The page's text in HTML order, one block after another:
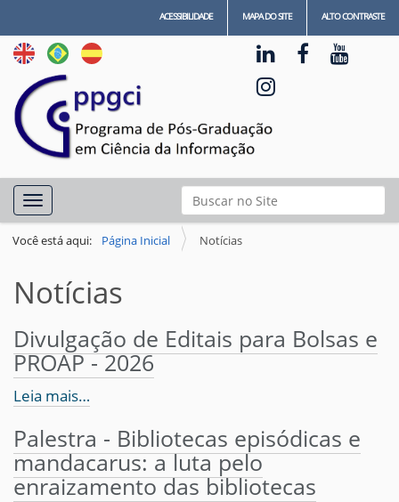
ACESSIBILIDADE MAPA DO SITE ALTO CONTRASTE
Busca
Busca Avançada…
Toggle navigation
Você está aqui: Página Inicial Notícias
Notícias
Divulgação de Editais para Bolsas e
PROAP - 2026
Leia mais…
Palestra - Bibliotecas episódicas e
mandacarus: a luta pelo
enraizamento das bibliotecas